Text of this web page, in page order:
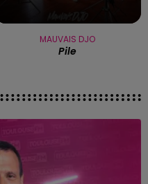
MAUVAIS DJO
Pile